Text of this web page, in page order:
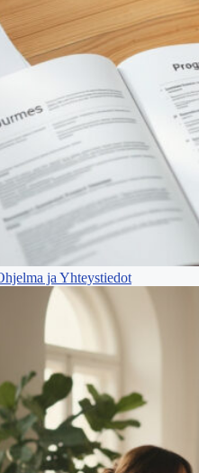
ja Yhteystiedot